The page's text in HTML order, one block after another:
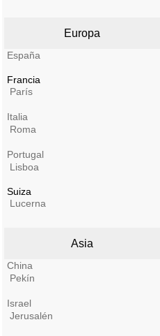
Europa
España
Francia
París
Italia
Roma
Portugal
Lisboa
Suiza
Lucerna
Asia
China
Pekín
Israel
Jerusalén